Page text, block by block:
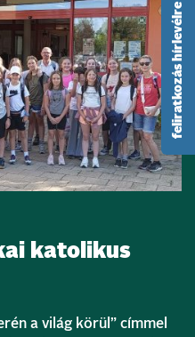
katolikus
a világ körül” címmel
feliratkozás hírlevélre